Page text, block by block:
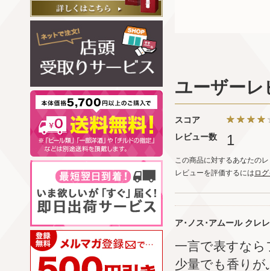
ユーザーレ
スコア
レビュー数
1
この商品に対するあなたの
レビューを評価するには ロ
ア･ノス･アムール クレ
一言で表すな
少量でも香り